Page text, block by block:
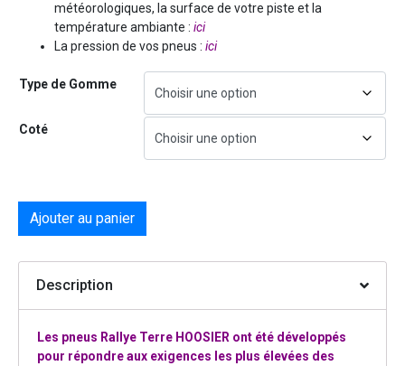
météorologiques, la surface de votre piste et la
température ambiante : ici
La pression de vos pneus : ici
Type de Gomme
Coté
Ajouter au panier
Description
Les pneus Rallye Terre HOOSIER ont été développés
pour répondre aux exigences les plus élevées des